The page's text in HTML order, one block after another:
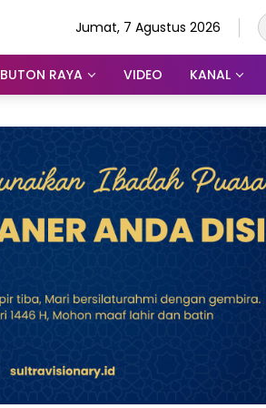
Jumat, 7 Agustus 2026
BUTON RAYA VIDEO KANAL